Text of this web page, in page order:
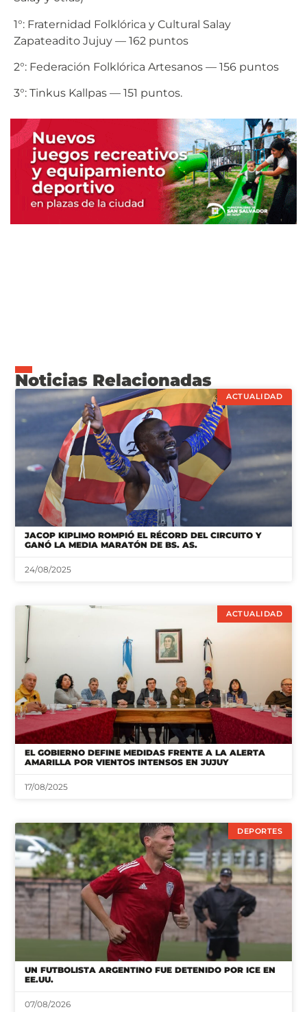
1°: Fraternidad Folklórica y Cultural Salay
Zapateadito Jujuy — 162 puntos
2°: Federación Folklórica Artesanos — 156 puntos
3°: Tinkus Kallpas — 151 puntos.
Noticias Relacionadas
ACTUALIDAD
JACOP KIPLIMO ROMPIÓ EL RÉCORD DEL CIRCUITO Y
GANÓ LA MEDIA MARATÓN DE BS. AS.
24/08/2025
ACTUALIDAD
EL GOBIERNO DEFINE MEDIDAS FRENTE A LA ALERTA
AMARILLA POR VIENTOS INTENSOS EN JUJUY
17/08/2025
DEPORTES
UN FUTBOLISTA ARGENTINO FUE DETENIDO POR ICE EN
EE.UU.
07/08/2026